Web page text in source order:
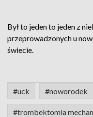
Był to jeden to jeden z
przeprowadzonych u
świecie.
#uck #noworodek
#trombektomia